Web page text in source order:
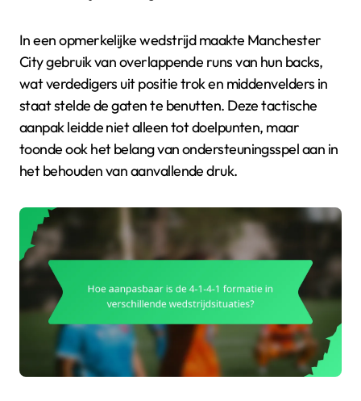
In een opmerkelijke wedstrijd maakte Manchester
City gebruik van overlappende runs van hun backs,
wat verdedigers uit positie trok en middenvelders in
staat stelde de gaten te benutten. Deze tactische
aanpak leidde niet alleen tot doelpunten, maar
toonde ook het belang van ondersteuningsspel aan in
het behouden van aanvallende druk.